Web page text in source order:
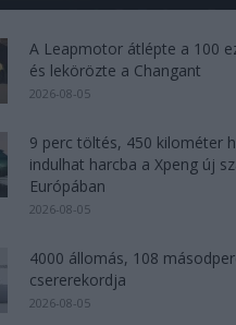
A Leapmotor átlépte a 100
és lekörözte a Changant
2026-08-05
9 perc töltés, 450 kilométer
indulhat harcba a Xpeng új
Európában
2026-08-05
4000 állomás, 108
csererekordja
2026-08-05